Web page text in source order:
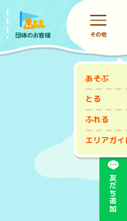
あそぶ
とる
ふれる
エリアガイ
団体のお客様 その他
前売りチケット
友だち追加